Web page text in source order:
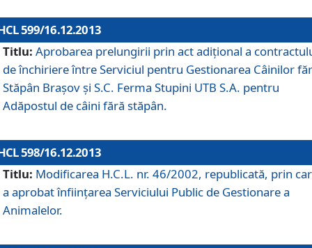
599/16.12.2013
Titlu: Aprobarea prelungirii prin act adiţional a
de închiriere între Serviciul pentru Gestionarea Câinilor
Stăpân Braşov şi S.C. Ferma Stupini UTB S.A. pentru
Adăpostul de câini fără stăpân.
598/16.12.2013
Titlu: Modificarea H.C.L. nr. 46/2002, republicată, prin
a aprobat înfiinţarea Serviciului Public de Gestionare a
Animalelor.